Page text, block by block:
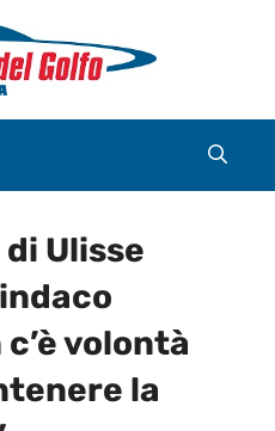
Ulisse
volontà
la